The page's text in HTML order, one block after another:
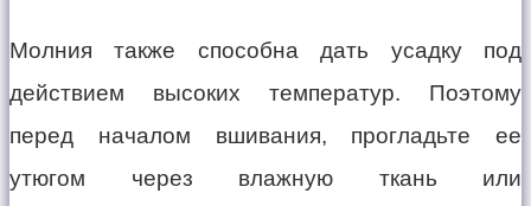
Молния также способна дать усадку под
действием высоких температур. Поэтому
перед началом вшивания, прогладьте ее
утюгом через влажную ткань или